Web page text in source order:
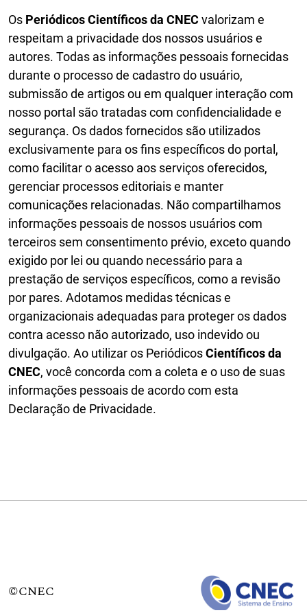
Os Periódicos Científicos da CNEC valorizam e
respeitam a privacidade dos nossos usuários e
autores. Todas as informações pessoais fornecidas
durante o processo de cadastro do usuário,
submissão de artigos ou em qualquer interação com
nosso portal são tratadas com confidencialidade e
segurança. Os dados fornecidos são utilizados
exclusivamente para os fins específicos do portal,
como facilitar o acesso aos serviços oferecidos,
gerenciar processos editoriais e manter
comunicações relacionadas. Não compartilhamos
informações pessoais de nossos usuários com
terceiros sem consentimento prévio, exceto quando
exigido por lei ou quando necessário para a
prestação de serviços específicos, como a revisão
por pares. Adotamos medidas técnicas e
organizacionais adequadas para proteger os dados
contra acesso não autorizado, uso indevido ou
divulgação. Ao utilizar os PeriódicosCientíficos da
CNEC, você concorda com a coleta e o uso de suas
informações pessoais de acordo com esta
Declaração de Privacidade.
©CNEC